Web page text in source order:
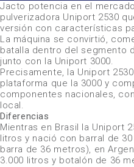
Jacto potencia en el
pulverizadora Uniport 2530
versión con características
La máquina se convirtió,
batalla dentro del segmento
junto con la Uniport 3000.
Precisamente, la Uniport 2530
plataforma que la 3000 y
componentes nacionales,
local.
Diferencias
Mientras en Brasil la Uniport
litros y nació con barral de
barra de 36 metros), en
3.000 litros y botalón de 36